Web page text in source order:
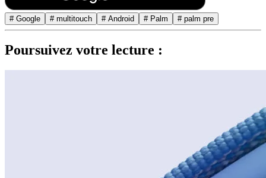
# Google # multitouch # Android # Palm # palm pre
Poursuivez votre lecture :